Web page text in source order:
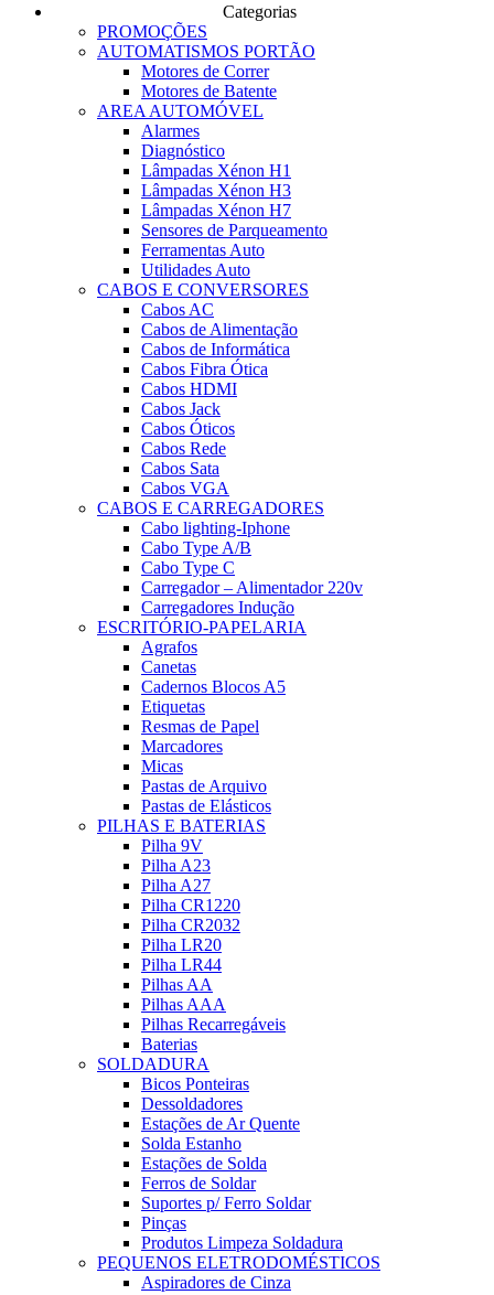
Categorias
PROMOÇÕES
AUTOMATISMOS PORTÃO
Motores de Correr
Motores de Batente
AREA AUTOMÓVEL
Alarmes
Diagnóstico
Lâmpadas Xénon H1
Lâmpadas Xénon H3
Lâmpadas Xénon H7
Sensores de Parqueamento
Ferramentas Auto
Utilidades Auto
CABOS E CONVERSORES
Cabos AC
Cabos de Alimentação
Cabos de Informática
Cabos Fibra Ótica
Cabos HDMI
Cabos Jack
Cabos Óticos
Cabos Rede
Cabos Sata
Cabos VGA
CABOS E CARREGADORES
Cabo lighting-Iphone
Cabo Type A/B
Cabo Type C
Carregador – Alimentador 220v
Carregadores Indução
ESCRITÓRIO-PAPELARIA
Agrafos
Canetas
Cadernos Blocos A5
Etiquetas
Resmas de Papel
Marcadores
Micas
Pastas de Arquivo
Pastas de Elásticos
PILHAS E BATERIAS
Pilha 9V
Pilha A23
Pilha A27
Pilha CR1220
Pilha CR2032
Pilha LR20
Pilha LR44
Pilhas AA
Pilhas AAA
Pilhas Recarregáveis
Baterias
SOLDADURA
Bicos Ponteiras
Dessoldadores
Estações de Ar Quente
Solda Estanho
Estações de Solda
Ferros de Soldar
Suportes p/ Ferro Soldar
Pinças
Produtos Limpeza Soldadura
PEQUENOS ELETRODOMÉSTICOS
Aspiradores de Cinza